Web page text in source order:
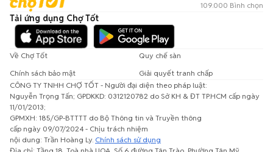
109.000 Bình chọn
Tải ứng dụng Chợ Tốt
Về Chợ Tốt
Quy chế sàn
Chính sách bảo mật
Giải quyết tranh chấp
CÔNG TY TNHH CHỢ TỐT - Người đại diện theo pháp luật:
Nguyễn Trọng Tấn; GPDKKD: 0312120782 do Sở KH & ĐT TP.HCM cấp ngày
11/01/2013;
GPMXH: 185/GP-BTTTT do Bộ Thông tin và Truyền thông
cấp ngày 09/07/2024 - Chịu trách nhiệm
nội dung: Trần Hoàng Ly. Chính sách sử dụng